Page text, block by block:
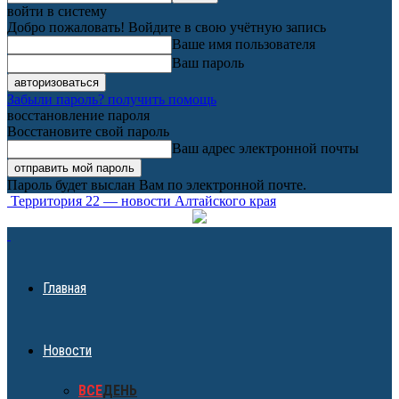
войти в систему
Добро пожаловать! Войдите в свою учётную запись
Ваше имя пользователя
Ваш пароль
Забыли пароль? получить помощь
восстановление пароля
Восстановите свой пароль
Ваш адрес электронной почты
Пароль будет выслан Вам по электронной почте.
Территория 22 — новости Алтайского края
Главная
Новости
ВСЕДЕНЬ